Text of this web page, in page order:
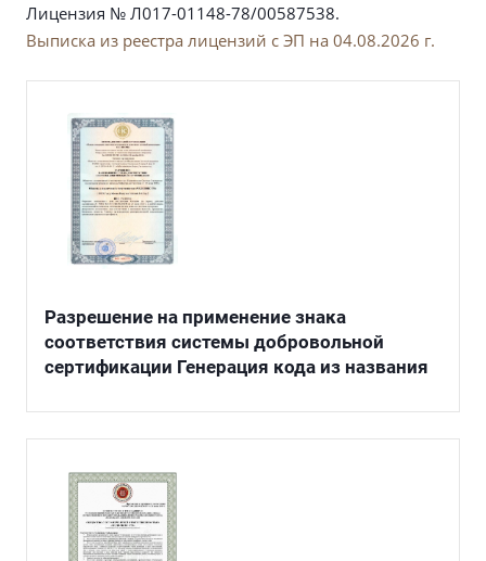
Лицензия № Л017-01148-78/00587538.
Выписка из реестра лицензий с ЭП на 04.08.2026 г.
Разрешение на применение знака
соответствия системы добровольной
сертификации Генерация кода из названия